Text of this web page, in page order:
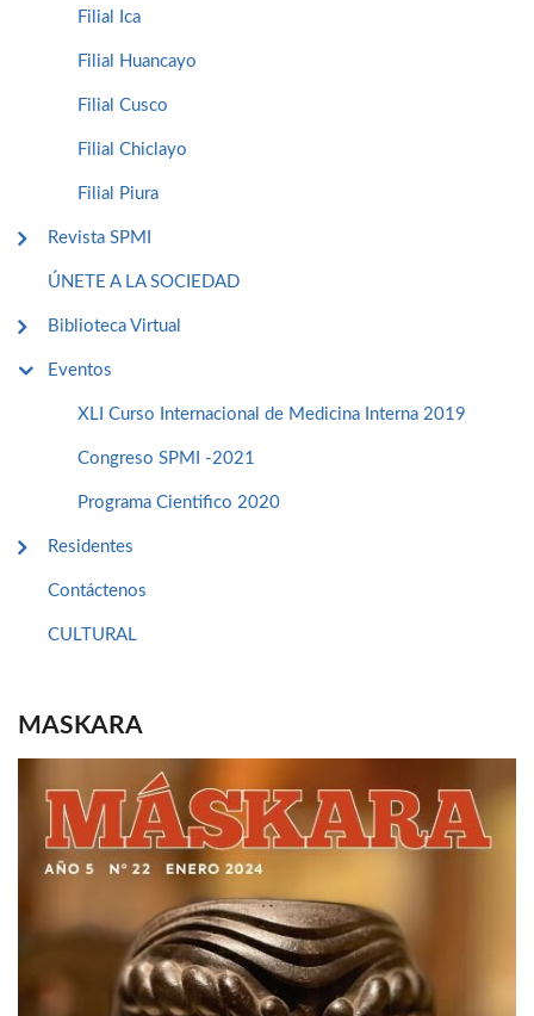
Filial Ica
Filial Huancayo
Filial Cusco
Filial Chiclayo
Filial Piura
Revista SPMI
ÚNETE A LA SOCIEDAD
Biblioteca Virtual
Eventos
XLI Curso Internacional de Medicina Interna 2019
Congreso SPMI -2021
Programa Cientifico 2020
Residentes
Contáctenos
CULTURAL
MASKARA